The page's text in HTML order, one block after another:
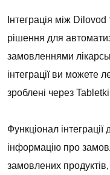
Інтеграція між
рішення для
замовленнями
інтеграції ви можете
зроблені через
Функціонал
інформацію про
замовлених